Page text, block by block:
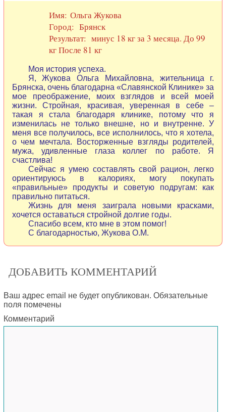
Имя: Ольга Жукова
Город: Брянск
Результат: минус 18 кг за 3 месяца. До 99
кг После 81 кг
Моя история успеха.
Я, Жукова Ольга Михайловна, жительница г.
Брянска, очень благодарна «Славянской Клинике» за
мое преображение, моих взглядов и всей моей
жизни. Стройная, красивая, уверенная в себе –
такая я стала благодаря клинике, потому что я
изменилась не только внешне, но и внутренне. У
меня все получилось, все исполнилось, что я хотела,
о чем мечтала. Восторженные взгляды родителей,
мужа, удивленные глаза коллег по работе. Я
счастлива!
Сейчас я умею составлять свой рацион, легко
ориентируюсь в калориях, могу покупать
«правильные» продукты и советую подругам: как
правильно питаться.
Жизнь для меня заиграла новыми красками,
хочется оставаться стройной долгие годы.
Спасибо всем, кто мне в этом помог!
С благодарностью, Жукова О.М.
ДОБАВИТЬ КОММЕНТАРИЙ
Ваш адрес email не будет опубликован. Обязательные
поля помечены
Комментарий